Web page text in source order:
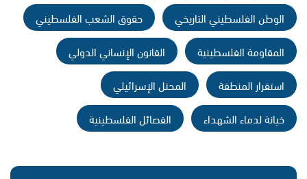
الوطن الفلسطيني التاريخي
حقوق الشعب الفلسطيني
المقاومة الفلسطينية
القانون الإنساني الدولي
استقرار المنطقة
المحتل الإسرائيلي
خيانة لدماء الشهداء
الفصائل الفلسطينية